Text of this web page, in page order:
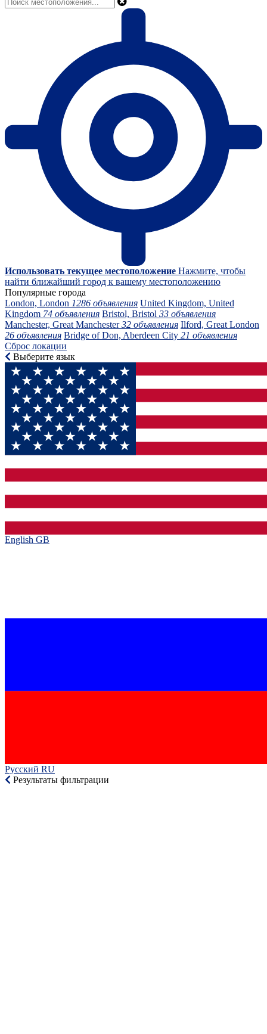
Использовать текущее местоположение Нажмите, чтобы
найти ближайший город к вашему местоположению
Популярные города
London, London 1286 объявления United Kingdom, United
Kingdom 74 объявления Bristol, Bristol 33 объявления
Manchester, Great Manchester32 объявления Ilford, Great London
26 объявления Bridge of Don, Aberdeen City 21 объявления
Сброс локации
Выберите язык
English GB‎
Русский RU‎
Результаты фильтрации